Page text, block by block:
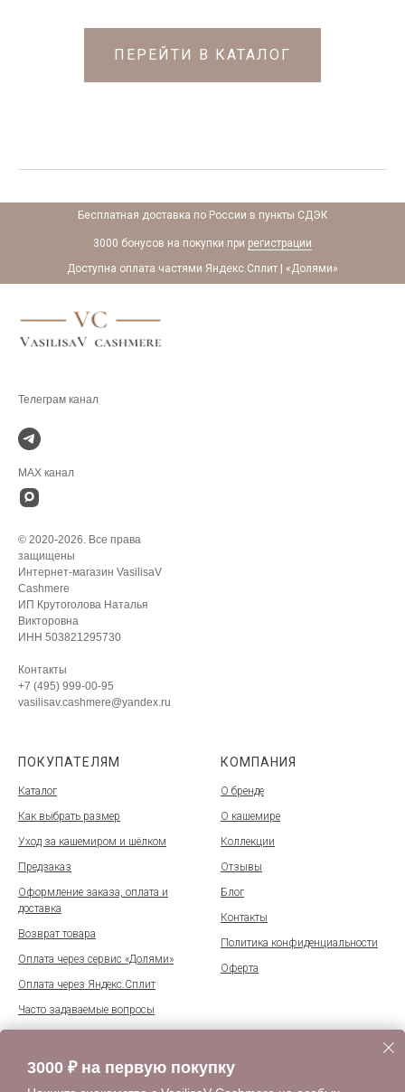
ПЕРЕЙТИ В КАТАЛОГ
Бесплатная доставка по России в пункты СДЭК
3000 бонусов на покупки при регистрации
Доступна оплата частями Яндекс.Сплит | «Долями»
MAX канал
© 2020-2026. Все права
защищены
Интернет-магазин VasilisaV
Cashmere
ИП Крутоголова Наталья
Викторовна
ИНН 503821295730
Контакты
+7 (495) 999-00-95
vasilisav.cashmere@yandex.ru
ПОКУПАТЕЛЯМ
Каталог
Как выбрать размер
Уход за кашемиром и шёлком
Предзаказ
Оформление заказа, оплата и
доставка
Возврат товара
Оплата через сервис «Долями»
Оплата через Яндекс.Сплит
Часто задаваемые вопросы
Программа лояльности
КОМПАНИЯ
О бренде
О кашемире
Коллекции
Отзывы
Блог
Контакты
Политика конфиденциальности
Оферта
Карта сайта
3000 ₽ на первую покупку